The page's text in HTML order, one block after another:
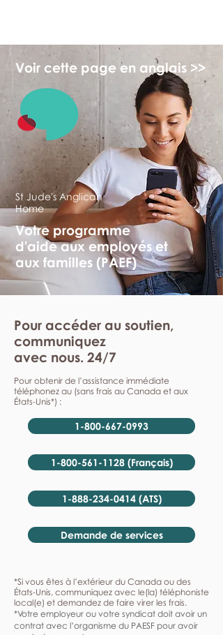
Voir cette page en anglais >>
St Jude's Anglican
Home
Votre programme
d'aide aux employés et
aux familles (PAEF)
Pour accéder au soutien,
communiquez
avec nous. 24/7
Pour obtenir de l’assistance immédiate
téléphonez au (sans frais au Canada et aux
États-Unis*) :
1-800-667-0993
1-800-561-1128 (Français)
1-888-234-0414 (ATS)
Demande de services
*Si vous êtes à l’extérieur du Canada ou des
États-Unis, communiquez avec le(la) téléphoniste
local(e) et demandez de faire virer les frais.
*Votre employeur ou votre syndicat doit avoir un
contrat avec l’organisme du PAESF pour avoir